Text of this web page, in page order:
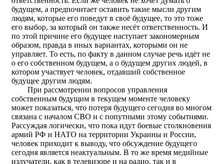
будущем, а предпочитает оставить такие мысли другим
людям, которые его поведут в своё будущее, то это тоже
его выбор, за который он также несёт ответственность. И
по этой причине его будущее наступает закономерным
образом, правда в иных вариантах, которыми он не
управляет. То есть, по факту в данном случае речь идёт не
о его собственном будущем, а о будущем других людей, в
котором участвует человек, отдавший собственное
будущее другим людям.
При рассмотрении вопросов управления
собственным будущим в текущем моменте человеку
может показаться, что потеря будущего сегодня во многом
связана с началом СВО и с попутными этому событиями.
Рассуждая логически, что пока идут боевые столкновения
армий РФ и НАТО на территории Украины и России,
человек приходит к выводу, что обсуждение будущего
сегодня является неактуальным. В то же время медийные
излучатели, как в телевизоре и на радио, так и в